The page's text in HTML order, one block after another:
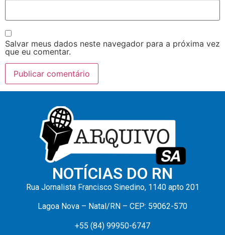
Salvar meus dados neste navegador para a próxima vez
que eu comentar.
NOTÍCIAS DO RN
Rua Jornalista Francisco Sinedino, 1140 apto 201
Lagoa Nova – Natal/RN – CEP: 59062-570
+55 (84) 99950-6747